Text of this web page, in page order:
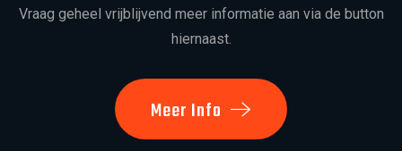
Vraag geheel vrijblijvend meer informatie aan via de button
hiernaast.
Meer Info